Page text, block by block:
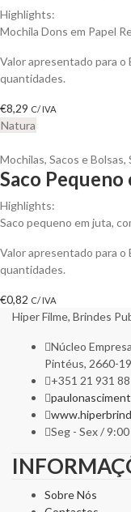
Highlights:
Mochila Dons em Papel
Valor apresentado para
quantidades.
€8,29 C/ IVA
Natura
Mochilas, Sacos e Bolsas,
Saco
Highlights:
Saco pequeno em juta,
Valor apresentado para
quantidades.
€0,82 C/ IVA
Hiper Filme, Brindes
Núcleo
Pintéus, 2660-
+351 21 931
Seg - Sex /
Sobre Nós